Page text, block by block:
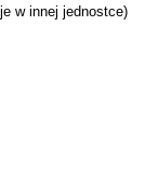
w innej jednostce)